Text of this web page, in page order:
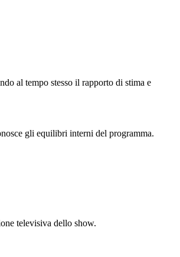
al tempo stesso il rapporto di stima e
gli equilibri interni del programma.
televisiva dello show.